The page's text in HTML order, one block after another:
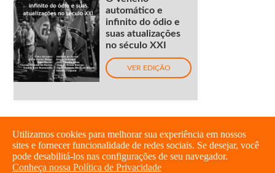
automático e
infinito do ódio e
suas atualizações
no século XXI
VER EDIÇÃO
Utilizamos cookies para melhorar sua experiência em nossos
sites e fornecer funcionalidade de redes sociais. Se desejar, você
pode desabilitá-los nas configurações de seu navegador.
Conheça nossa Política de Privacidade